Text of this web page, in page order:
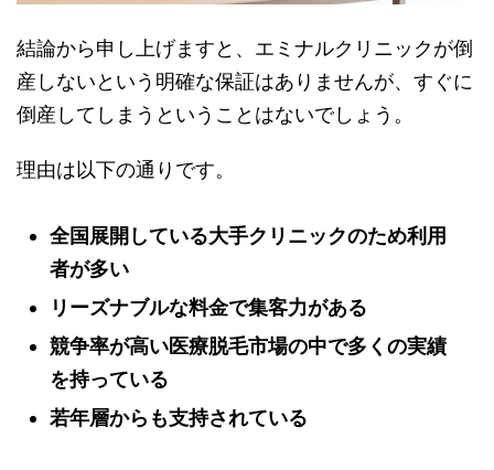
結論から申し上げますと、エミナルクリニックが倒
産しないという明確な保証はありませんが、すぐに
倒産してしまうということはないでしょう。
理由は以下の通りです。
全国展開している大手クリニックのため利用
者が多い
リーズナブルな料金で集客力がある
競争率が高い医療脱毛市場の中で多くの実績
を持っている
若年層からも支持されている